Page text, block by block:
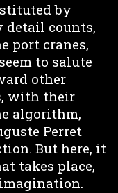
by
counts,
port cranes,
to salute
other
with their
algorithm,
Perret
But here, it
takes place,